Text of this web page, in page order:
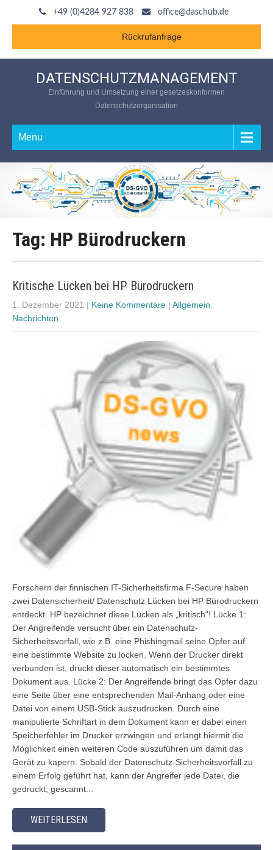
+49 (0)4284 927 838 office@daschub.de
Rückrufanfrage
DATENSCHUTZMANAGEMENT
Einführung und Umsetzung einer gesetzeskonformen
Datenschutzorganisation
Menu
Tag: HP Bürodruckern
Kritische Lücken bei HP Bürodruckern
1. Dezember 2021 | Keine Kommentare | Allgemein
Nachrichten
Forschern der finnischen IT-Sicherheitsfirma F-Secure haben
zwei Datensicherheit/ Datenschutz Lücken bei HP Bürodruckern
entdeckt. HP bezeichnet diese Lücken als „kritisch“! Lücke 1:
Der Angreifende versucht über ein Datenschutz-
Sicherheitsvorfall, wie z.B. eine Phishingmail seine Opfer auf
eine bestimmte Website zu locken. Wenn der Drucker direkt
verbunden ist, druckt dieser automatisch ein bestimmtes
Dokument aus. Lücke 2: Der Angreifende bringt das Opfer dazu
eine Seite über eine entsprechenden Mail-Anhang oder eine
Datei von einem USB-Stick auszudrucken. Durch eine
manipulierte Schriftart in dem Dokument kann er dabei einen
Speicherfehler im Drucker erzwingen und erlangt hiermit die
Möglichkeit einen weiteren Code auszuführen um damit das
Gerät zu kapern. Sobald der Datenschutz-Sicherheitsvorfall zu
einem Erfolg geführt hat, kann der Angreifer jede Datei, die
gedruckt, gescannt...
WEITERLESEN